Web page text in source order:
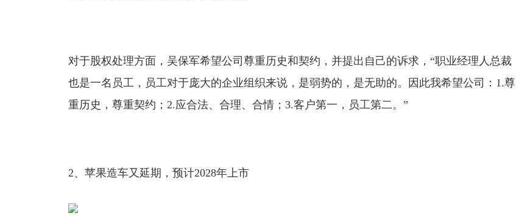
对于股权处理方面，吴保军希望公司尊重历史和契约，并提出自己的诉求，“职业经理人总裁
也是一名员工，员工对于庞大的企业组织来说，是弱势的，是无助的。因此我希望公司：1.尊
重历史，尊重契约；2.应合法、合理、合情；3.客户第一，员工第二。”
2、苹果造车又延期，预计2028年上市